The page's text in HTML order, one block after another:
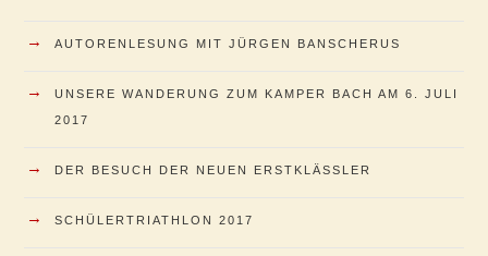
→ AUTORENLESUNG MIT JÜRGEN BANSCHERUS
→
UNSERE WANDERUNG ZUM KAMPER BACH AM 6. JULI
2017
→ DER BESUCH DER NEUEN ERSTKLÄSSLER
→ SCHÜLERTRIATHLON 2017